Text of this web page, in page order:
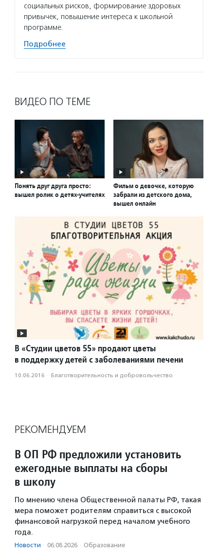
социальных рисков, формирование здоровых
привычек, повышение интереса к школьной
программе.
Подробнее
ВИДЕО ПО ТЕМЕ
Понять друг друга просто:
вышел ролик о детях-учителях
Фильм о девочке, которую
забрали из детского дома,
вышел онлайн
В «Студии цветов 55» продают цветы
в поддержку детей с заболеваниями печени
10.06.2016 · Благотвори­тель­ность и доброволь­чест­во
РЕКОМЕНДУЕМ
В ОП РФ предложили установить
ежегодные выплаты на сборы
в школу
По мнению члена Общественной палаты РФ, такая
мера поможет родителям справиться с высокой
финансовой нагрузкой перед началом учебного
года.
Новости · 06.08.2026 · Образование